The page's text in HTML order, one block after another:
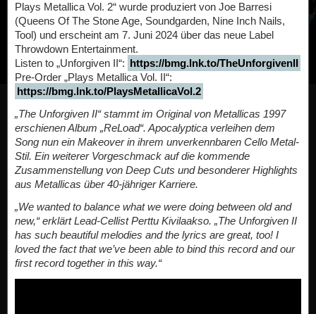
Plays Metallica Vol. 2“ wurde produziert von Joe Barresi
(Queens Of The Stone Age, Soundgarden, Nine Inch Nails,
Tool) und erscheint am 7. Juni 2024 über das neue Label
Throwdown Entertainment.
Listen to „Unforgiven II“: https://bmg.lnk.to/TheUnforgivenII
Pre-Order „Plays Metallica Vol. II“:
https://bmg.lnk.to/PlaysMetallicaVol.2
„The Unforgiven II“ stammt im Original von Metallicas 1997
erschienen Album „ReLoad“. Apocalyptica verleihen dem
Song nun ein Makeover in ihrem unverkennbaren Cello Metal-
Stil. Ein weiterer Vorgeschmack auf die kommende
Zusammenstellung von Deep Cuts und besonderer Highlights
aus Metallicas über 40-jähriger Karriere.
„We wanted to balance what we were doing between old and
new,“ erklärt Lead-Cellist Perttu Kivilaakso. „The Unforgiven II
has such beautiful melodies and the lyrics are great, too! I
loved the fact that we’ve been able to bind this record and our
first record together in this way.“